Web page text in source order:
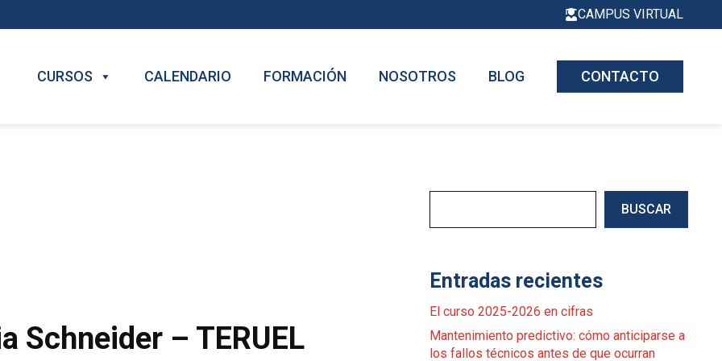
CAMPUS VIRTUAL
CURSOS CALENDARIO FORMACIÓN NOSOTROS BLOG CONTACTO
Schneider – TERUEL
BUSCAR
Entradas recientes
El curso 2025-2026 en cifras
Mantenimiento predictivo: cómo anticiparse a
los fallos técnicos antes de que ocurran